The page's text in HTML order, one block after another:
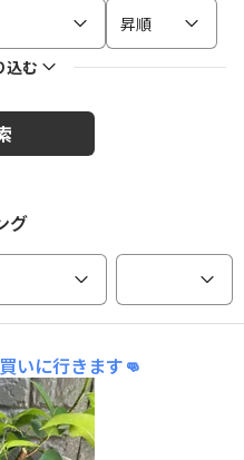
昇順
込む
グ
いに行きます👊